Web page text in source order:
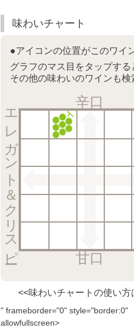
味わいチャート
●アイコンの位置がこのワイ
グラフのマス目をタップする
その他の味わいのワインも検
辛口
甘口
エレガント＆クリスピー
<<味わいチャートの使い方
" frameborder="0" style="border:0"
allowfullscreen>